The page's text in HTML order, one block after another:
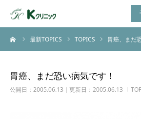
最新TOPICS TOPICS 胃癌、まだ
胃癌、まだ恐い病気です！
公開日：2005.06.13｜更新日：2005.06.13
HOME